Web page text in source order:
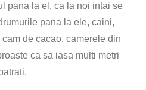
pana la el, ca la noi intai se
pana la ele, caini,
de cacao, camerele din
ca sa iasa multi metri